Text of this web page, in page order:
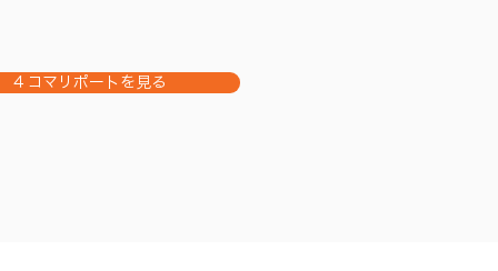
４コマリポートを見る